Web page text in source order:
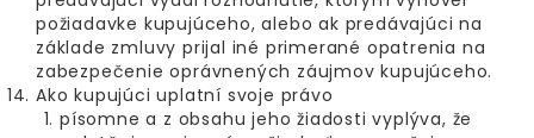
požiadavke kupujúceho, alebo ak predávajúci na
základe zmluvy prijal iné primerané opatrenia na
zabezpečenie oprávnených záujmov kupujúceho.
Ako kupujúci uplatní svoje právo
písomne a z obsahu jeho žiadosti vyplýva, že